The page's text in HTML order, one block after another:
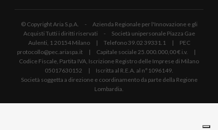
© Copyright Aria S.p.A. - Azienda Regionale per l'Innovazione e gli
Acquisti Tutti i diritti riservati - Società unipersonale Piazza Gae
Aulenti, 1 20154 Milano | Telefono 39.02 39331.1 | PEC
protocollo@pec.ariaspa.it | Capitale sociale 25.000.000,00 € i.v. |
Codice Fiscale, Partita IVA, Iscrizione Registro delle Imprese di Milano
05017630152 | Iscritta al R.E.A. al n°1096149.
Società soggetta a direzione e coordinamento da parte della Regione
Lombardia.